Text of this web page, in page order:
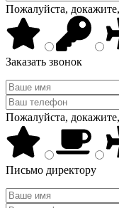
Пожалуйста,
Заказать звонок
Пожалуйста,
Письмо директору